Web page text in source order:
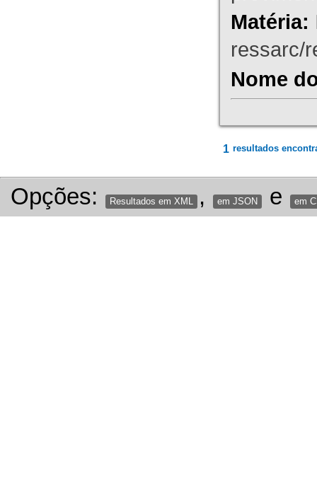
Matéria:
ressarc/
Nome
1 resultados
Opções: Resultados em XML , em JSON e em